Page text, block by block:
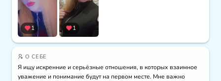
1 1
О СЕБЕ
Я ищу искренние и серьёзные отношения, в которых взаимное
уважение и понимание будут на первом месте. Мне важно